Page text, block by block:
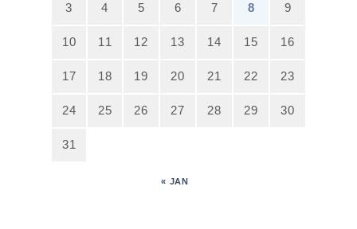
3 4 5 6 7 8 9
10 11 12 13 14 15 16
17 18 19 20 21 22 23
24 25 26 27 28 29 30
31
« JAN